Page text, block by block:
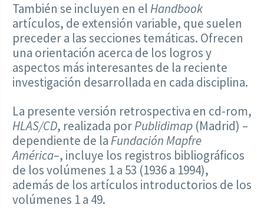
También se incluyen en elHandbook
artículos, de extensión variable, que suelen
preceder a las secciones temáticas. Ofrecen
una orientación acerca de los logros y
aspectos más interesantes de la reciente
investigación desarrollada en cada disciplina.
La presente versión retrospectiva en cd-rom,
HLAS/CD, realizada porPublidimap (Madrid) –
dependiente de laFundación Mapfre
América–, incluye los registros bibliográficos
de los volúmenes 1 a 53 (1936 a 1994),
además de los artículos introductorios de los
volúmenes 1 a 49.